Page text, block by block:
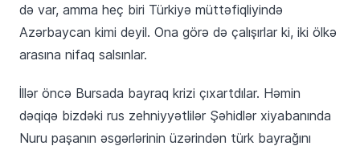
də var, amma heç biri Türkiyə müttəfiqliyində
Azərbaycan kimi deyil. Ona görə də çalışırlar ki, iki ölkə
arasına nifaq salsınlar.
İllər öncə Bursada bayraq krizi çıxartdılar. Həmin
dəqiqə bizdəki rus zehniyyətlilər Şəhidlər xiyabanında
Nuru paşanın əsgərlərinin üzərindən türk bayrağını